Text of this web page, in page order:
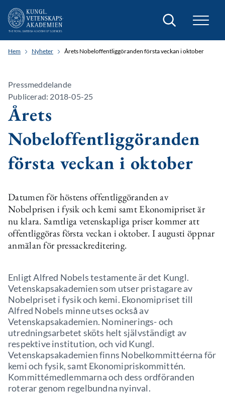
Sök
Hem Nyheter Årets Nobeloffentliggöranden första veckan i oktober
Pressmeddelande
Publicerad: 2018-05-25
Årets
Nobeloffentliggöranden
första veckan i oktober
Datumen för höstens offentliggöranden av
Nobelprisen i fysik och kemi samt Ekonomipriset är
nu klara. Samtliga vetenskapliga priser kommer att
offentliggöras första veckan i oktober. I augusti öppnar
anmälan för pressackreditering.
Enligt Alfred Nobels testamente är det Kungl.
Vetenskapsakademien som utser pristagare av
Nobelpriset i fysik och kemi. Ekonomipriset till
Alfred Nobels minne utses också av
Vetenskapsakademien. Nominerings- och
utredningsarbetet sköts helt självständigt av
respektive institution, och vid Kungl.
Vetenskapsakademien finns Nobelkommittéerna för
kemi och fysik, samt Ekonomipriskommittén.
Kommittémedlemmarna och dess ordföranden
roterar genom regelbundna nyinval.